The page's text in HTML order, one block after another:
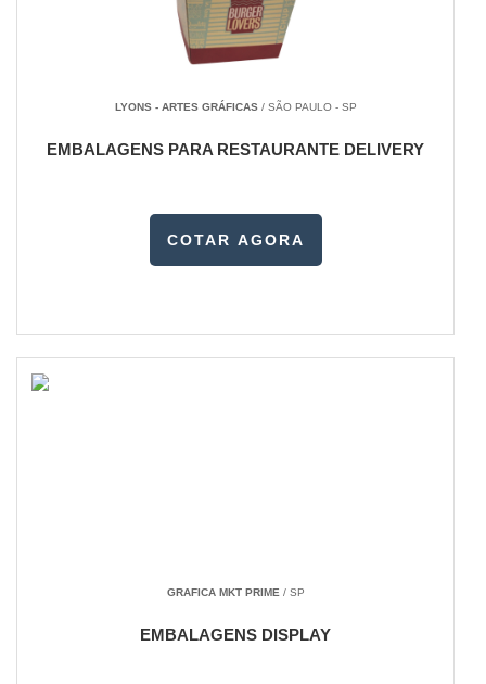
LYONS - ARTES GRÁFICAS/ SÃO PAULO - SP
EMBALAGENS PARA RESTAURANTE DELIVERY
COTAR AGORA
GRAFICA MKT PRIME/ SP
EMBALAGENS DISPLAY